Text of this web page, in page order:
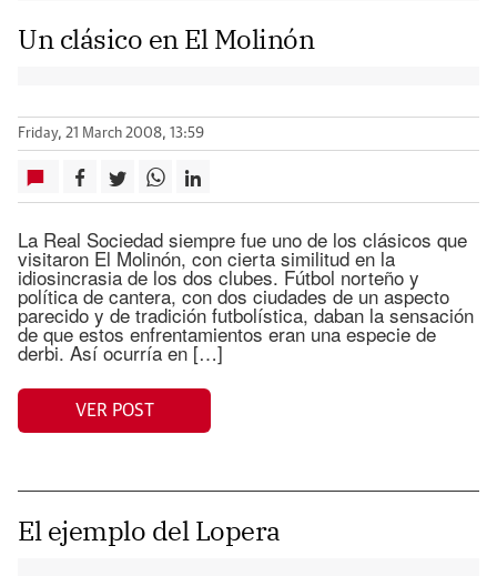
Un clásico en El Molinón
Friday, 21 March 2008, 13:59
La Real Sociedad siempre fue uno de los clásicos que
visitaron El Molinón, con cierta similitud en la
idiosincrasia de los dos clubes. Fútbol norteño y
política de cantera, con dos ciudades de un aspecto
parecido y de tradición futbolística, daban la sensación
de que estos enfrentamientos eran una especie de
derbi. Así ocurría en […]
VER POST
El ejemplo del Lopera